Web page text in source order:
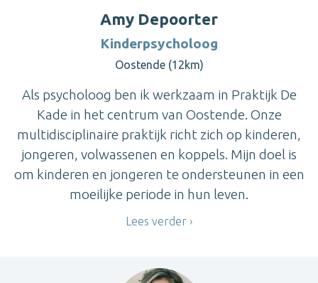
Amy Depoorter
Kinderpsycholoog
Oostende (12km)
Als psycholoog ben ik werkzaam in Praktijk De
Kade in het centrum van Oostende. Onze
multidisciplinaire praktijk richt zich op kinderen,
jongeren, volwassenen en koppels. Mijn doel is
om kinderen en jongeren te ondersteunen in een
moeilijke periode in hun leven.
Lees verder